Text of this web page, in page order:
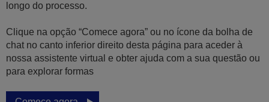
longo do processo.
Clique na opção “Comece agora” ou no ícone da bolha de
chat no canto inferior direito desta página para aceder à
nossa assistente virtual e obter ajuda com a sua questão ou
para explorar formas